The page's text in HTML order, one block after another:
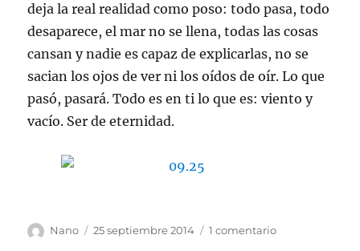
deja la real realidad como poso: todo pasa, todo
desaparece, el mar no se llena, todas las cosas
cansan y nadie es capaz de explicarlas, no se
sacian los ojos de ver ni los oídos de oír. Lo que
pasó, pasará. Todo es en ti lo que es: viento y
vacío. Ser de eternidad.
Autor
Nano
Publicado
25 septiembre 2014 1 comentarioen